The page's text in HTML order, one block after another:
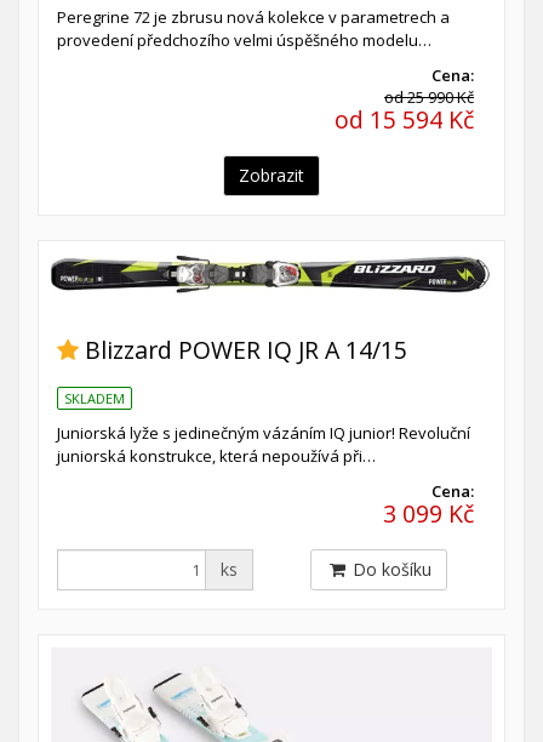
Peregrine 72 je zbrusu nová kolekce v parametrech a
provedení předchozího velmi úspěšného modelu…
Cena:
od 25 990 Kč
od 15 594 Kč
Zobrazit
Blizzard POWER IQ JR A 14/15
SKLADEM
Juniorská lyže s jedinečným vázáním IQ junior! Revoluční
juniorská konstrukce, která nepoužívá při…
Cena:
3 099 Kč
ks Do košíku